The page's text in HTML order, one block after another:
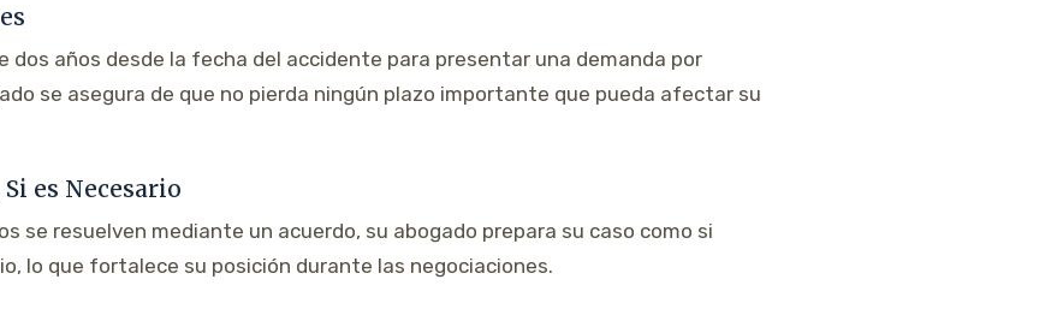
dos años desde la fecha del accidente para presentar una demanda por
se asegura de que no pierda ningún plazo importante que pueda afectar su
es Necesario
se resuelven mediante un acuerdo, su abogado prepara su caso como si
lo que fortalece su posición durante las negociaciones.